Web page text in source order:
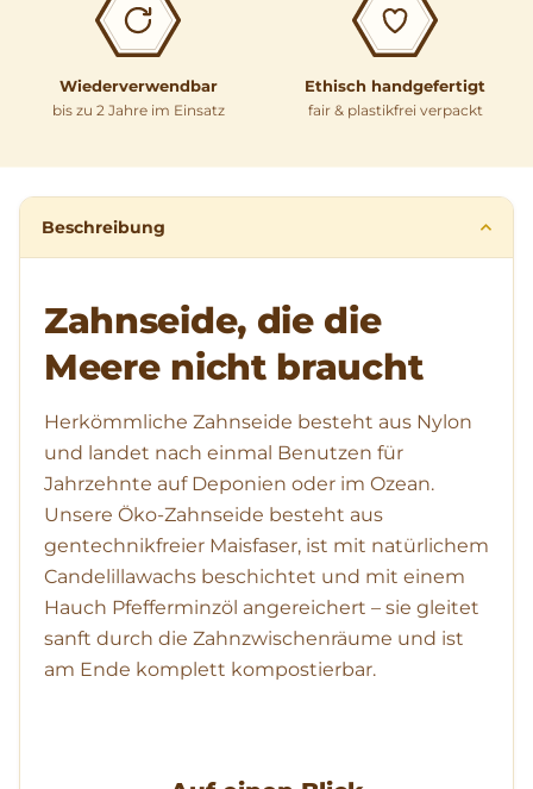
Wiederverwendbar
bis zu 2 Jahre im Einsatz
Ethisch handgefertigt
fair & plastikfrei verpackt
Beschreibung
Zahnseide, die die
Meere nicht braucht
Herkömmliche Zahnseide besteht aus Nylon
und landet nach einmal Benutzen für
Jahrzehnte auf Deponien oder im Ozean.
Unsere Öko-Zahnseide besteht aus
gentechnikfreier Maisfaser, ist mit natürlichem
Candelillawachs beschichtet und mit einem
Hauch Pfefferminzöl angereichert – sie gleitet
sanft durch die Zahnzwischenräume und ist
am Ende komplett kompostierbar.